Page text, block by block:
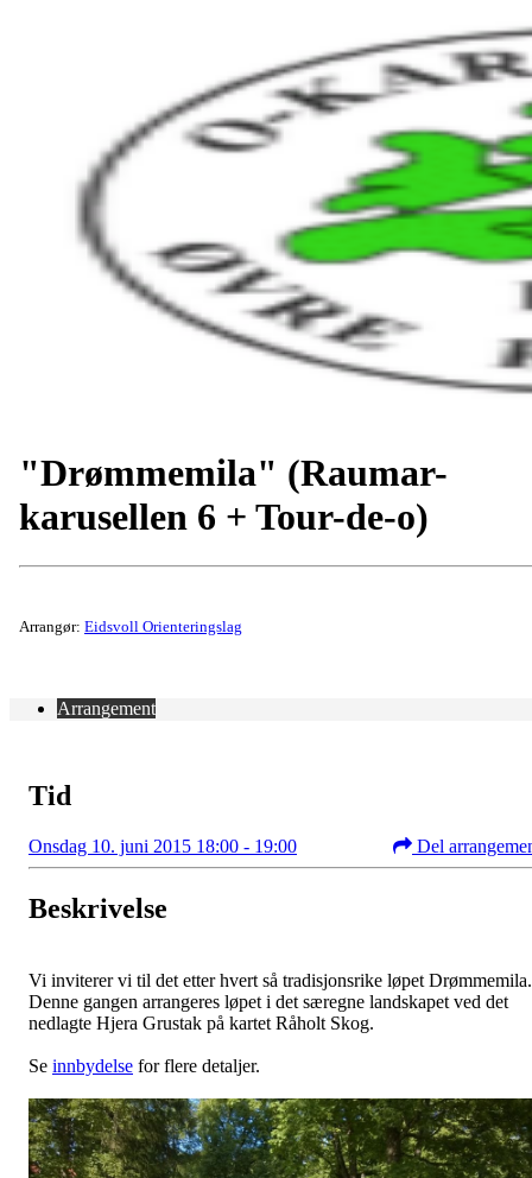
"Drømmemila" (Raumar-
karusellen 6 + Tour-de-o)
Arrangør: Eidsvoll Orienteringslag
Arrangement
Tid
Onsdag 10. juni 2015 18:00 - 19:00 Del
Beskrivelse
Vi inviterer vi til det etter hvert så tradisjonsrike løpet Drømmemila.
Denne gangen arrangeres løpet i det særegne landskapet ved det
nedlagte Hjera Grustak på kartet Råholt Skog.
Se innbydelse for flere detaljer.